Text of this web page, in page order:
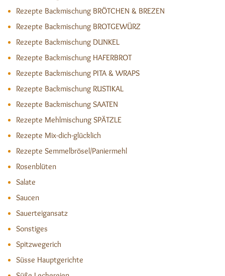
Rezepte Backmischung BRÖTCHEN & BREZEN
Rezepte Backmischung BROTGEWÜRZ
Rezepte Backmischung DUNKEL
Rezepte Backmischung HAFERBROT
Rezepte Backmischung PITA & WRAPS
Rezepte Backmischung RUSTIKAL
Rezepte Backmischung SAATEN
Rezepte Mehlmischung SPÄTZLE
Rezepte Mix-dich-glücklich
Rezepte Semmelbrösel/Paniermehl
Rosenblüten
Salate
Saucen
Sauerteigansatz
Sonstiges
Spitzwegerich
Süsse Hauptgerichte